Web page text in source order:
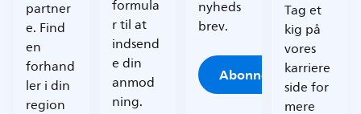
partner
e. Find
en
forhand
ler i din
region
formula
r til at
indsend
e din
anmod
ning.
nyheds
brev.
Abonner
Tag et
kig på
vores
karriere
side for
mere